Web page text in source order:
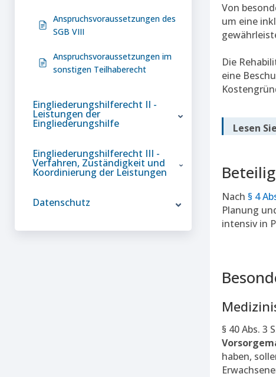
Anspruchsvoraussetzungen des
SGB VIII
Anspruchsvoraussetzungen im
sonstigen Teilhaberecht
Eingliederungshilferecht II -
Leistungen der
Eingliederungshilfe
Eingliederungshilferecht III -
Verfahren, Zuständigkeit und
Koordinierung der Leistungen
Datenschutz
Von
um eine
Die
eine
Lesen
Nach § 4
Planung
intensiv in
§ 40 Abs. 3
haben,